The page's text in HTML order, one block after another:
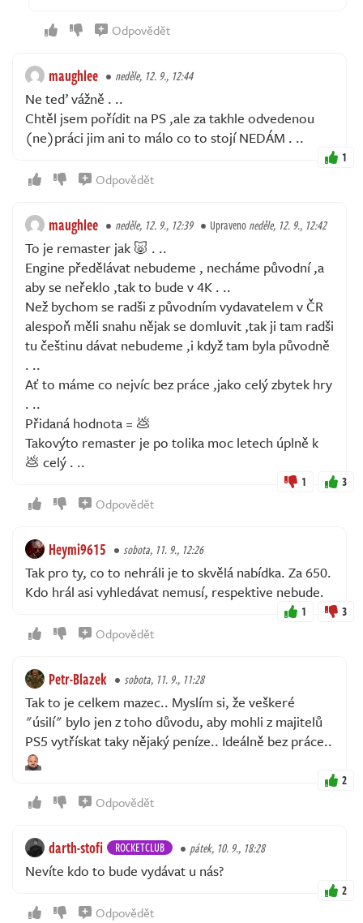
Odpovědět
maughlee neděle, 12. 9., 12:44
Ne teď vážně . ..
Chtěl jsem pořídit na PS ,ale za takhle odvedenou
(ne)práci jim ani to málo co to stojí NEDÁM . ..
1
Odpovědět
maughlee neděle, 12. 9., 12:39 Upravenoneděle, 12. 9., 12:42
To je remaster jak 🐷 . ..
Engine předělávat nebudeme , necháme původní ,a
aby se neřeklo ,tak to bude v 4K . ..
Než bychom se radši z původním vydavatelem v ČR
alespoň měli snahu nějak se domluvit ,tak ji tam radši
tu češtinu dávat nebudeme ,i když tam byla původně
. ..
Ať to máme co nejvíc bez práce ,jako celý zbytek hry
. ..
Přidaná hodnota = 💩
Takovýto remaster je po tolika moc letech úplně k
💩 celý . ..
1 3
Odpovědět
Heymi9615 sobota, 11. 9., 12:26
Tak pro ty, co to nehráli je to skvělá nabídka. Za 650.
Kdo hrál asi vyhledávat nemusí, respektive nebude.
1 3
Odpovědět
Petr-Blazek sobota, 11. 9., 11:28
Tak to je celkem mazec.. Myslím si, že veškeré
"úsilí" bylo jen z toho důvodu, aby mohli z majitelů
PS5 vytřískat taky nějaký peníze.. Ideálně bez práce..
2
Odpovědět
darth-stofi ROCKETCLUB pátek, 10. 9., 18:28
Nevíte kdo to bude vydávat u nás?
2
Odpovědět